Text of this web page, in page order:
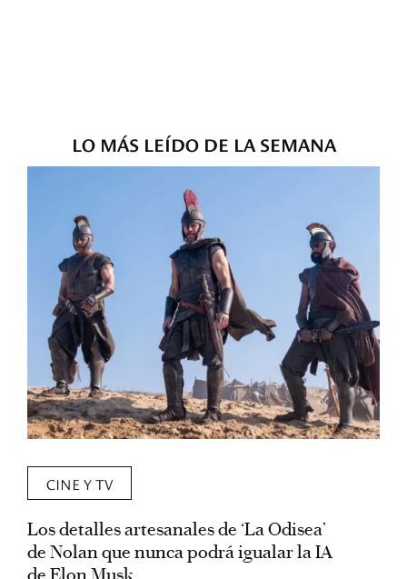
LO MÁS LEÍDO DE LA SEMANA
CINE Y TV
Los detalles artesanales de ‘La Odisea’
de Nolan que nunca podrá igualar la IA